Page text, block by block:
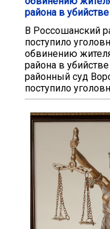
района в убийстве
В Россошанский
поступило
обвинению
района в
районный суд
поступило